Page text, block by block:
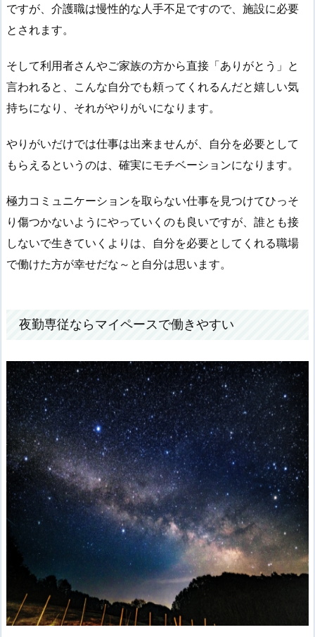
ですが、介護職は慢性的な人手不足ですので、施設に必要
とされます。
そして利用者さんやご家族の方から直接「ありがとう」と
言われると、こんな自分でも頼ってくれるんだと嬉しい気
持ちになり、それがやりがいになります。
やりがいだけでは仕事は出来ませんが、自分を必要として
もらえるというのは、確実にモチベーションになります。
極力コミュニケーションを取らない仕事を見つけてひっそ
り傷つかないようにやっていくのも良いですが、誰とも接
しないで生きていくよりは、自分を必要としてくれる職場
で働けた方が幸せだな～と自分は思います。
夜勤専従ならマイペースで働きやすい